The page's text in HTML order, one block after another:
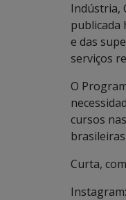
Indústria,
publicada
e das
serviços
O
cursos
Curta,